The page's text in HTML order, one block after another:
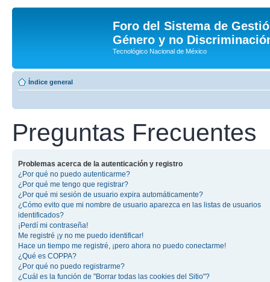
Foro del Sistema de
Género y no
Tecnológico Nacional de México
Índice general
Preguntas Frecuentes
Problemas acerca de la autenticación y registro
¿Por qué no puedo autenticarme?
¿Por qué me tengo que registrar?
¿Por qué mi sesión de usuario expira automáticamente?
¿Cómo evito que mi nombre de usuario aparezca en las listas de usuarios
identificados?
¡Perdí mi contraseña!
Me registré ¡y no me puedo identificar!
Hace un tiempo me registré, ¡pero ahora no puedo conectarme!
¿Qué es COPPA?
¿Por qué no puedo registrarme?
¿Cuál es la función de "Borrar todas las cookies del Sitio"?